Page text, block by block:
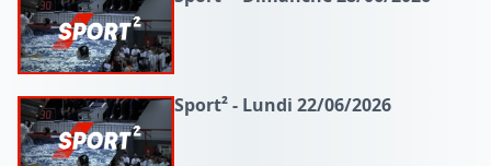
Sport² - Lundi 22/06/2026